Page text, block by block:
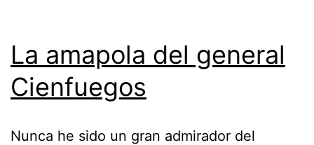
La amapola del general
Cienfuegos
Nunca he sido un gran admirador del